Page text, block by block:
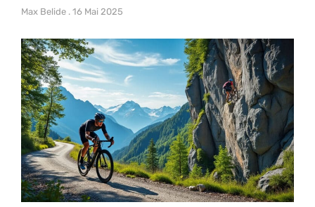
Max Belide 16 Mai 2025